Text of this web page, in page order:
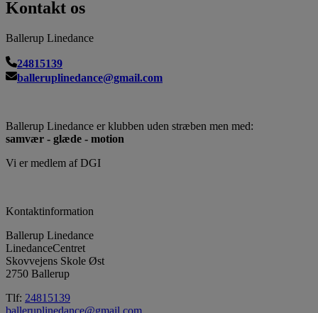
Kontakt os
Ballerup Linedance
24815139
balleruplinedance@gmail.com
Ballerup Linedance er klubben uden stræben men med:
samvær - glæde - motion
Vi er medlem af DGI
Kontaktinformation
Ballerup Linedance
LinedanceCentret
Skovvejens Skole Øst
2750 Ballerup
Tlf: 24815139
balleruplinedance@gmail.com